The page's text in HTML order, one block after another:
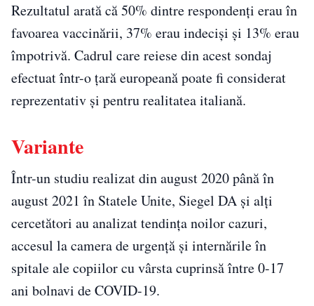
Rezultatul arată că 50% dintre respondenți erau în
favoarea vaccinării, 37% erau indeciși și 13% erau
împotrivă. Cadrul care reiese din acest sondaj
efectuat într-o țară europeană poate fi considerat
reprezentativ şi pentru realitatea italiană.
Variante
Într-un studiu realizat din august 2020 până în
august 2021 în Statele Unite, Siegel DA și alți
cercetători au analizat tendința noilor cazuri,
accesul la camera de urgență și internările în
spitale ale copiilor cu vârsta cuprinsă între 0-17
ani bolnavi de COVID-19.